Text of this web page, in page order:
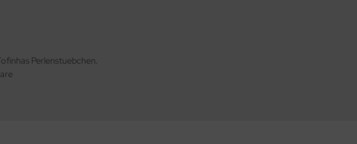
Perlenstuebchen.